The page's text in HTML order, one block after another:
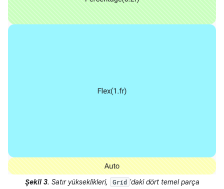
Şekil 3. Satır yükseklikleri, Grid 'daki dört temel parça